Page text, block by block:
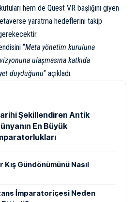
hem de Quest VR başlığını giyen
yaratma hedeflerini takip
“Meta yönetim kuruluna
ulaşmasına katkıda
duyduğunu” açıkladı.
Şekillendiren Antik
En Büyük
Kış Gündönümünü Nasıl
İmparatoriçesi Neden